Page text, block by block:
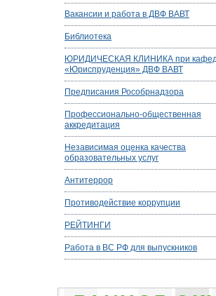
Вакансии и работа в ДВФ ВАВТ
Библиотека
ЮРИДИЧЕСКАЯ КЛИНИКА при
«Юриспруденция» ДВФ ВАВТ
Предписания Рособрнадзора
Профессионально-общественная
аккредитация
Независимая оценка качества
образовательных услуг
Антитеррор
Противодействие коррупции
РЕЙТИНГИ
Работа в ВС РФ для выпускников